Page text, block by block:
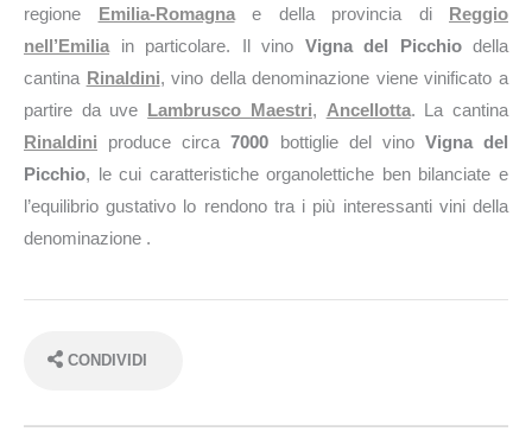
regione Emilia-Romagnae della provincia di Reggio
nell’Emilia in particolare. Il vino Vigna del Picchiodella
cantina Rinaldini, vino della denominazione viene vinificato a
partire da uve Lambrusco Maestri, Ancellotta. La cantina
Rinaldini produce circa7000 bottiglie del vino Vigna del
Picchio, le cui caratteristiche organolettiche ben bilanciate e
l’equilibrio gustativo lo rendono tra i più interessanti vini della
denominazione .
CONDIVIDI